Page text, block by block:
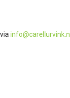
info@carellurvink.nl